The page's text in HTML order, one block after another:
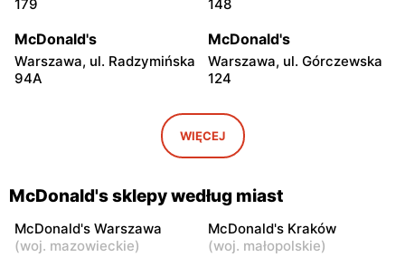
179
148
McDonald's
Warszawa, ul. Radzymińska
94A
McDonald's
Warszawa, ul. Górczewska
124
Warszawa, ul. Grochowska
McDonald's
Warszawa, ul. Łopuszańska
2
McDonald's
Warszawa, ul. Wołoska 12
McDonald's
Warszawa, ul. Powsińska 31
McDonald's McDonald's
WIĘCEJ
McDonald's sklepy według miast
McDonald's Warszawa
(woj. mazowieckie)
McDonald's Kraków
(woj. małopolskie)